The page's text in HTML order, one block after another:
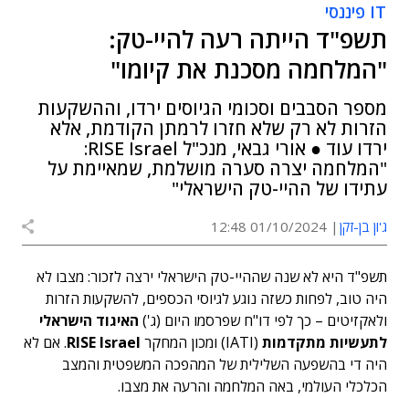
IT פיננסי
תשפ"ד הייתה רעה להיי-טק:
"המלחמה מסכנת את קיומו"
מספר הסבבים וסכומי הגיוסים ירדו, וההשקעות
הזרות לא רק שלא חזרו לרמתן הקודמת, אלא
ירדו עוד ● אורי גבאי, מנכ"ל RISE Israel:
"המלחמה יצרה סערה מושלמת, שמאיימת על
עתידו של ההיי-טק הישראלי"
ג'ון בן-זקן 01/10/2024 12:48
תשפ"ד היא לא שנה שההיי-טק הישראלי ירצה לזכור: מצבו לא
היה טוב, לפחות כשזה נוגע לגיוסי הכספים, להשקעות הזרות
ולאקזיטים – כך לפי דו"ח שפרסמו היום (ג') האיגוד הישראלי
לתעשיות מתקדמות (IATI) ומכון המחקר RISE Israel. אם לא
היה די בהשפעה השלילית של המהפכה המשפטית והמצב
הכלכלי העולמי, באה המלחמה והרעה את מצבו.